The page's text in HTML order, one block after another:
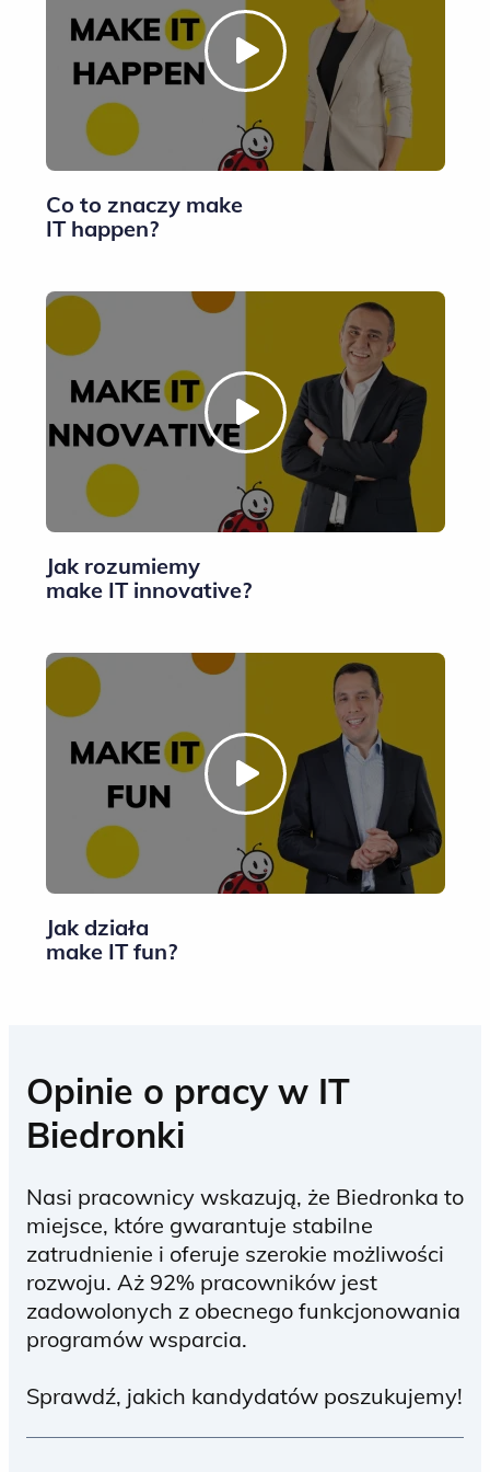
Co to znaczy make
IT happen?
Jak rozumiemy
make IT innovative?
Jak działa
make IT fun?
Opinie o pracy w IT
Biedronki
Nasi pracownicy wskazują, że Biedronka to
miejsce, które gwarantuje stabilne
zatrudnienie i oferuje szerokie możliwości
rozwoju. Aż 92% pracowników jest
zadowolonych z obecnego funkcjonowania
programów wsparcia.
Sprawdź, jakich kandydatów poszukujemy!